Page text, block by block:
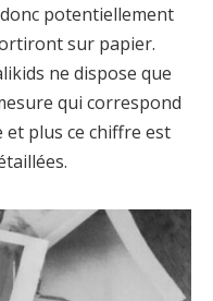
potentiellement
sur papier.
ne dispose que
qui correspond
plus ce chiffre est